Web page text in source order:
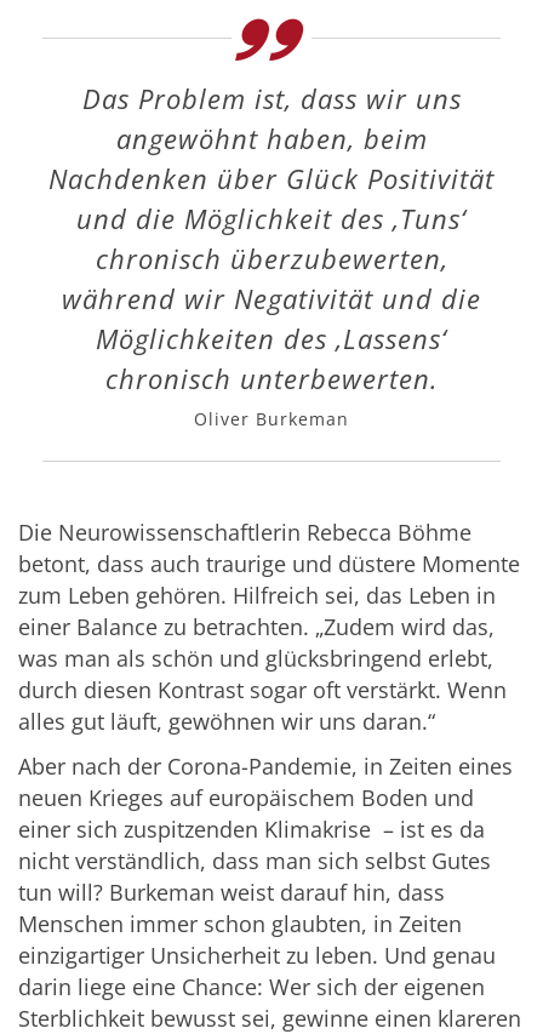
Das Problem ist, dass wir uns
angewöhnt haben, beim
Nachdenken über Glück Positivität
und die Möglichkeit des ‚Tuns‘
chronisch überzubewerten,
während wir Negativität und die
Möglichkeiten des ,Lassens‘
chronisch unterbewerten.
Oliver Burkeman
Die Neurowissenschaftlerin Rebecca Böhme
betont, dass auch traurige und düstere Momente
zum Leben gehören. Hilfreich sei, das Leben in
einer Balance zu betrachten. „Zudem wird das,
was man als schön und glücksbringend erlebt,
durch diesen Kontrast sogar oft verstärkt. Wenn
alles gut läuft, gewöhnen wir uns daran.“
Aber nach der Corona-Pandemie, in Zeiten eines
neuen Krieges auf europäischem Boden und
einer sich zuspitzenden Klimakrise ­­– ist es da
nicht verständlich, dass man sich selbst Gutes
tun will? Burkeman weist darauf hin, dass
Menschen immer schon glaubten, in Zeiten
einzigartiger Unsicherheit zu leben. Und genau
darin liege eine Chance: Wer sich der eigenen
Sterblichkeit bewusst sei, gewinne einen klareren